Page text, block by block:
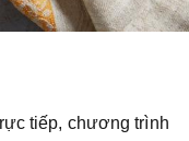
tiếp, chương trình